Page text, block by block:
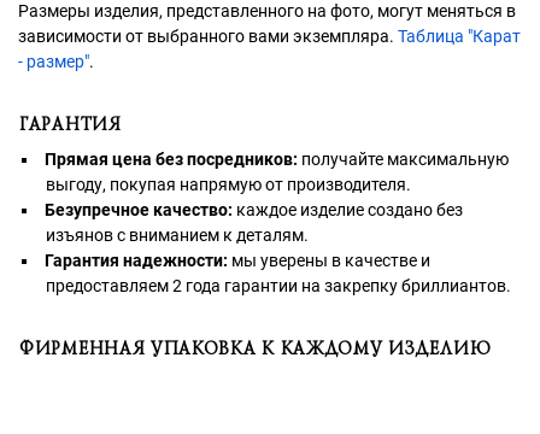
Размеры изделия, представленного на фото, могут меняться в
зависимости от выбранного вами экземпляра. Таблица "Карат
- размер".
ГАРАНТИЯ
Прямая цена без посредников: получайте максимальную
выгоду, покупая напрямую от производителя.
Безупречное качество: каждое изделие создано без
изъянов с вниманием к деталям.
Гарантия надежности: мы уверены в качестве и
предоставляем 2 года гарантии на закрепку бриллиантов.
ФИРМЕННАЯ УПАКОВКА К КАЖДОМУ ИЗДЕЛИЮ